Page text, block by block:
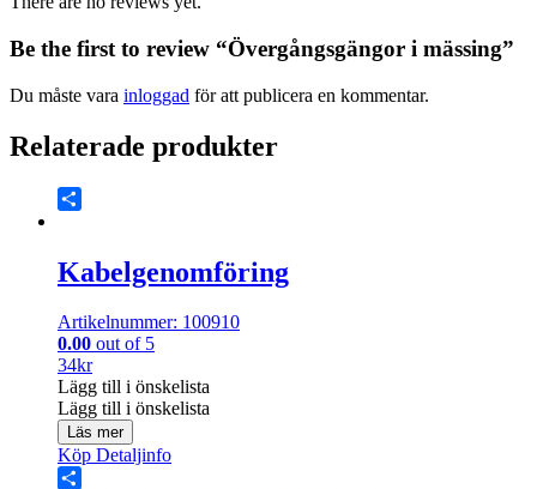
Be the first to review “Övergångsgängor i mässing”
Du måste vara inloggad för att publicera en kommentar.
Relaterade produkter
Kabelgenomföring
Artikelnummer: 100910
0.00 out of 5
34kr
Lägg till i önskelista
Lägg till i önskelista
Läs mer
Köp Detaljinfo